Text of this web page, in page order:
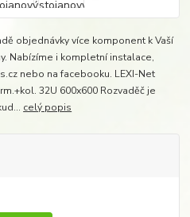
objednávky více komponent k Vaší
Nabízíme i kompletní instalace,
nebo na facebooku. LEXI-Net
32U 600x600 Rozvaděč je
celý popis